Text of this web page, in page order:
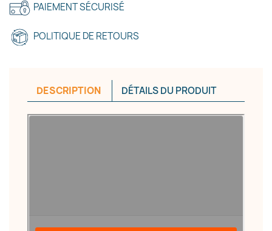
PAIEMENT SÉCURISÉ
POLITIQUE DE RETOURS
DESCRIPTION DÉTAILS DU PRODUIT